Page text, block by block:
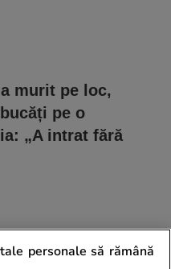
murit pe loc,
pe o
„A intrat fără
personale să rămână